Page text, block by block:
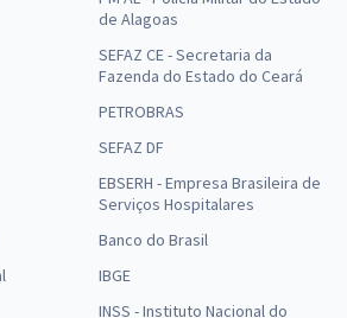
de Alagoas
SEFAZ CE - Secretaria da
Fazenda do Estado do Ceará
PETROBRAS
SEFAZ DF
EBSERH - Empresa Brasileira de
Serviços Hospitalares
Banco do Brasil
IBGE
INSS - Instituto Nacional do